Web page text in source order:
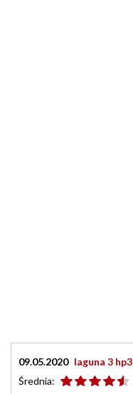
09.05.2020 laguna 3 hp3
Średnia: